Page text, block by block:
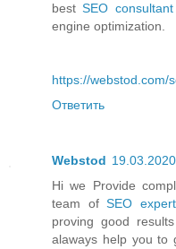
bestSEO
engine optimization.
https://webstod.com/
Ответить
Webstod
Hi we Provide
team ofSEO
proving good
alaways help you to